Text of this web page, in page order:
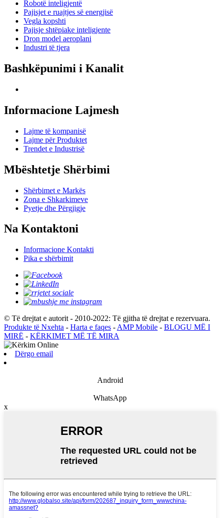
Robotë inteligjentë
Pajisjet e ruajtjes së energjisë
Vegla kopshti
Pajisje shtëpiake inteligjente
Dron model aeroplani
Industri të tjera
Bashkëpunimi i Kanalit
Informacione Lajmesh
Lajme të kompanisë
Lajme për Produktet
Trendet e Industrisë
Mbështetje Shërbimi
Shërbimet e Markës
Zona e Shkarkimeve
Pyetje dhe Përgjigje
Na Kontaktoni
Informacione Kontakti
Pika e shërbimit
© Të drejtat e autorit - 2010-2022: Të gjitha të drejtat e rezervuara.
Produkte të Nxehta - Harta e faqes - AMP Mobile - BLOGU MË I
MIRË - KËRKIMET MË TË MIRA
Dërgo email
Android
WhatsApp
x